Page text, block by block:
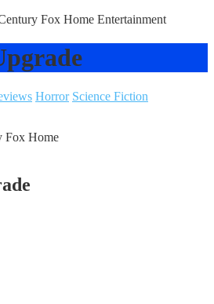
Fox Home Entertainment
Horror Science Fiction
Fox Home